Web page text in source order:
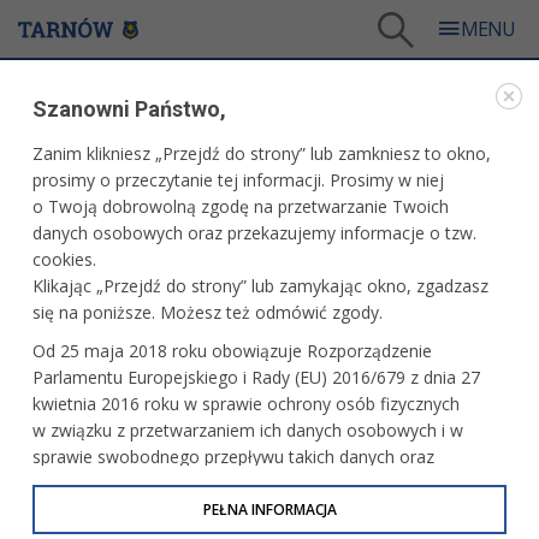
LATO Z BWA
03.06.2025, 11:21
Letnie warsztaty z myślą o najmłodszych organizuje Biuro
Wystaw Artystycznych. Przewidziano dwa turnusy – jeden
w lipcu, kolejny w sierpniu. Rozpoczęły się właśnie zapisy.
Szanowni Państwo,
Zanim klikniesz „Przejdź do strony” lub zamkniesz to okno,
prosimy o przeczytanie tej informacji. Prosimy w niej
o Twoją dobrowolną zgodę na przetwarzanie Twoich
danych osobowych oraz przekazujemy informacje o tzw.
cookies.
Klikając „Przejdź do strony” lub zamykając okno, zgadzasz
się na poniższe. Możesz też odmówić zgody.
Od 25 maja 2018 roku obowiązuje Rozporządzenie
Parlamentu Europejskiego i Rady (EU) 2016/679 z dnia 27
kwietnia 2016 roku w sprawie ochrony osób fizycznych
w związku z przetwarzaniem ich danych osobowych i w
sprawie swobodnego przepływu takich danych oraz
uchylenia dyrektywy 95/46/WE (określane jako RODO, GDPR
lub Ogólne Rozporządzenie o Ochronie Danych
PEŁNA INFORMACJA